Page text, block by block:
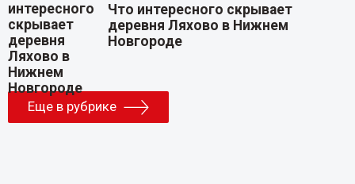
Что интересного скрывает
деревня Ляхово в Нижнем
Новгороде
Еще в рубрике